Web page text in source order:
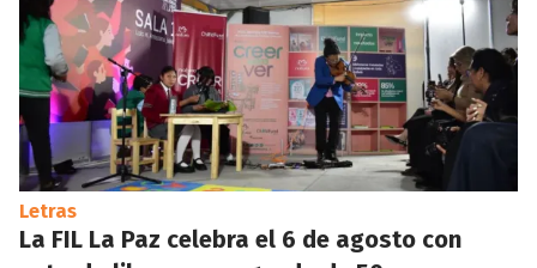
Letras
La FIL La Paz celebra el 6 de agosto con